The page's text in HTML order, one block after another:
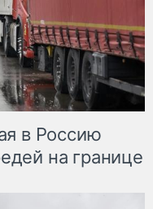
в Россию
на границе